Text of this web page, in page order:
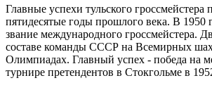
Главные успехи тульского гроссмейстера
пятидесятые годы прошлого века. В 1950
звание международного гроссмейстера.
составе команды СССР на Всемирных
Олимпиадах. Главный успех - победа на
турнире претендентов в Стокгольме в